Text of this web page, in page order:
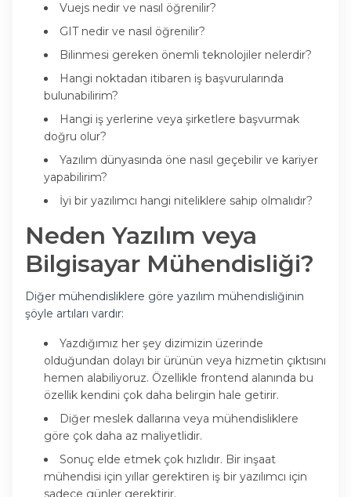
Vuejs nedir ve nasıl öğrenilir?
GIT nedir ve nasıl öğrenilir?
Bilinmesi gereken önemli teknolojiler nelerdir?
Hangi noktadan itibaren iş başvurularında
bulunabilirim?
Hangi iş yerlerine veya şirketlere başvurmak
doğru olur?
Yazılım dünyasında öne nasıl geçebilir ve kariyer
yapabilirim?
İyi bir yazılımcı hangi niteliklere sahip olmalıdır?
Neden Yazılım veya
Bilgisayar Mühendisliği?
Diğer mühendisliklere göre yazılım mühendisliğinin
şöyle artıları vardır:
Yazdığımız her şey dizimizin üzerinde
olduğundan dolayı bir ürünün veya hizmetin çıktısını
hemen alabiliyoruz. Özellikle frontend alanında bu
özellik kendini çok daha belirgin hale getirir.
Diğer meslek dallarına veya mühendisliklere
göre çok daha az maliyetlidir.
Sonuç elde etmek çok hızlıdır. Bir inşaat
mühendisi için yıllar gerektiren iş bir yazılımcı için
sadece günler gerektirir.